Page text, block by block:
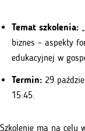
Temat szkolenia:
biznes – aspekty
edukacyjnej w
Termin: 29
15:45.
Szkolenie ma na celu